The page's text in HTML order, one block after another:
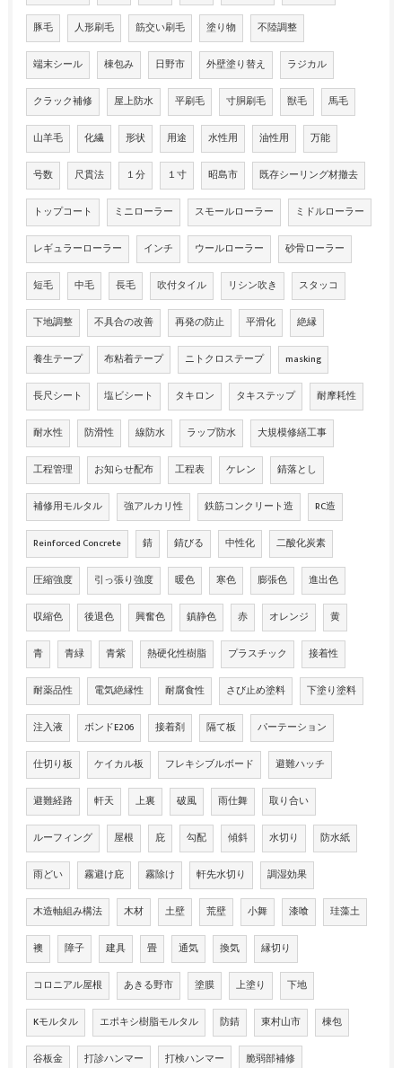
豚毛 人形刷毛 筋交い刷毛 塗り物 不陸調整
端末シール 棟包み 日野市 外壁塗り替え ラジカル
クラック補修 屋上防水 平刷毛 寸胴刷毛 獣毛 馬毛
山羊毛 化繊 形状 用途 水性用 油性用 万能
号数 尺貫法 １分 １寸 昭島市 既存シーリング材撤去
トップコート ミニローラー スモールローラー ミドルローラー
レギュラーローラー インチ ウールローラー 砂骨ローラー
短毛 中毛 長毛 吹付タイル リシン吹き スタッコ
下地調整 不具合の改善 再発の防止 平滑化 絶縁
養生テープ 布粘着テープ ニトクロステープ masking
長尺シート 塩ビシート タキロン タキステップ 耐摩耗性
耐水性 防滑性 線防水 ラップ防水 大規模修繕工事
工程管理 お知らせ配布 工程表 ケレン 錆落とし
補修用モルタル 強アルカリ性 鉄筋コンクリート造 RC造
Reinforced Concrete 錆 錆びる 中性化 二酸化炭素
圧縮強度 引っ張り強度 暖色 寒色 膨張色 進出色
収縮色 後退色 興奮色 鎮静色 赤 オレンジ 黄
青 青緑 青紫 熱硬化性樹脂 プラスチック 接着性
耐薬品性 電気絶縁性 耐腐食性 さび止め塗料 下塗り塗料
注入液 ボンドE206 接着剤 隔て板 パーテーション
仕切り板 ケイカル板 フレキシブルボード 避難ハッチ
避難経路 軒天 上裏 破風 雨仕舞 取り合い
ルーフィング 屋根 庇 勾配 傾斜 水切り 防水紙
雨どい 霧避け庇 霧除け 軒先水切り 調湿効果
木造軸組み構法 木材 土壁 荒壁 小舞 漆喰 珪藻土
襖 障子 建具 畳 通気 換気 縁切り
コロニアル屋根 あきる野市 塗膜 上塗り 下地
Kモルタル エポキシ樹脂モルタル 防錆 東村山市 棟包
谷板金 打診ハンマー 打検ハンマー 脆弱部補修